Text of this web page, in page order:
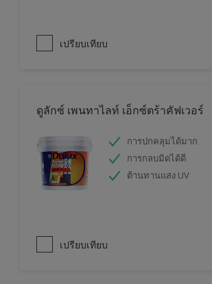
เปรียบเทียบ
ดูลักซ์ เพนทาไลท์ เอ็กซ์ตร้าคัฟเวอร์
การปกคลุมได้มาก
การกลบมิดได้ดี
ต้านทานแสง UV
เปรียบเทียบ